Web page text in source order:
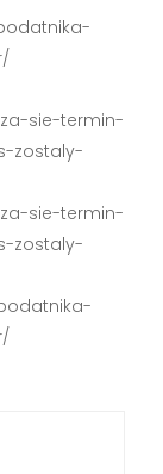
sie-termin-
zostaly-
sie-termin-
zostaly-